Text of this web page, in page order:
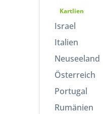
Kartlien
Israel
Italien
Neuseeland
Österreich
Portugal
Rumänien